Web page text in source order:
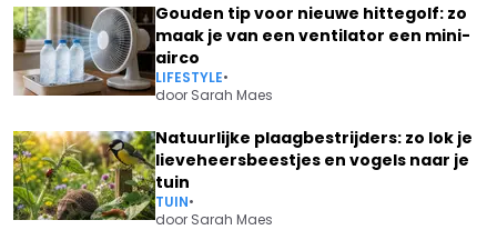
Gouden tip voor nieuwe hittegolf: zo
maak je van een ventilator een mini-
airco
LIFESTYLE•
door Sarah Maes
Natuurlijke plaagbestrijders: zo lok je
lieveheersbeestjes en vogels naar je
tuin
TUIN•
door Sarah Maes